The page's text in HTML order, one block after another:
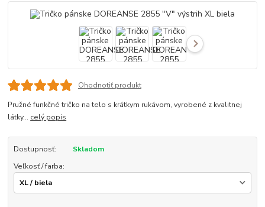
Ohodnotiť produkt
Pružné funkčné tričko na telo s krátkym rukávom, vyrobené z kvalitnej
látky... celý popis
Dostupnosť:
Skladom
Veľkosť / farba: